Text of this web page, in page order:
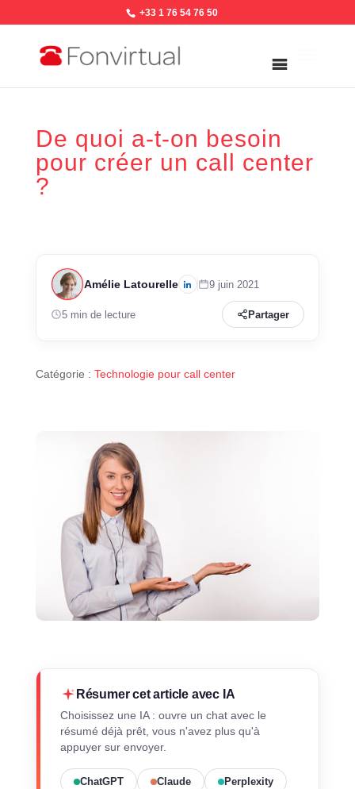
+33 1 76 54 76 50
De quoi a-t-on besoin
pour créer un call center
?
Amélie Latourelle 9 juin 2021
5 min de lecture Partager
Catégorie : Technologie pour call center
Résumer cet article avec IA
Choisissez une IA : ouvre un chat avec le
résumé déjà prêt, vous n'avez plus qu'à
appuyer sur envoyer.
ChatGPT Claude Perplexity